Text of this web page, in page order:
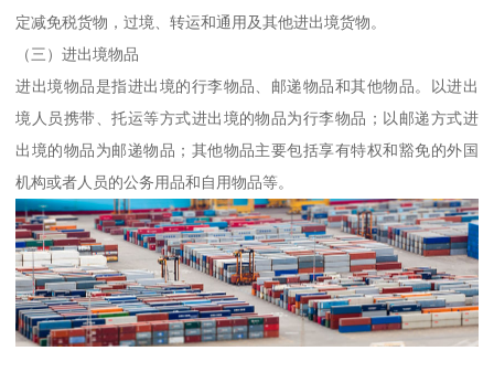
定减免税货物，过境、转运和通用及其他进出境货物。
（三）进出境物品
进出境物品是指进出境的行李物品、邮递物品和其他物品。以进出
境人员携带、托运等方式进出境的物品为行李物品；以邮递方式进
出境的物品为邮递物品；其他物品主要包括享有特权和豁免的外国
机构或者人员的公务用品和自用物品等。